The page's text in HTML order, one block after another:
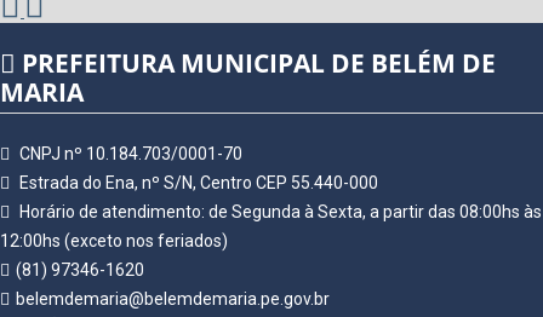
PREFEITURA MUNICIPAL DE BELÉM DE
MARIA
CNPJ nº 10.184.703/0001-70
Estrada do Ena, nº S/N, Centro CEP 55.440-000
Horário de atendimento: de Segunda à Sexta, a partir das 08:00hs às
12:00hs (exceto nos feriados)
(81) 97346-1620
belemdemaria@belemdemaria.pe.gov.br